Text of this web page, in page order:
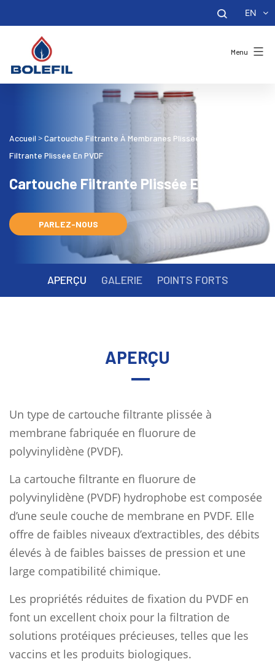
EN
Menu
Accueil >Cartouche Filtrante À Membranes Plissées
Filtrante Plissée En PVDF
Cartouche Filtrante Plissée En PVDF
PARLEZ-NOUS
APERÇU GALERIE POINTS FORTS
APERÇU
Un type de cartouche filtrante plissée à
membrane fabriquée en fluorure de
polyvinylidène (PVDF).
La cartouche filtrante en fluorure de
polyvinylidène (PVDF) hydrophobe est composée
d’une seule couche de membrane en PVDF. Elle
offre de faibles niveaux d’extractibles, des débits
élevés à de faibles baisses de pression et une
large compatibilité chimique.
Les propriétés réduites de fixation du PVDF en
font un excellent choix pour la filtration de
solutions protéiques précieuses, telles que les
vaccins et les produits biologiques.